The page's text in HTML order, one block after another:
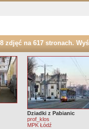
zdjęć na 617 stronach.
Dziadki z Pabianic
prof_klos
MPK Łódź